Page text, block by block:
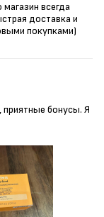
всегда
доставка и
покупками)
приятные бонусы. Я